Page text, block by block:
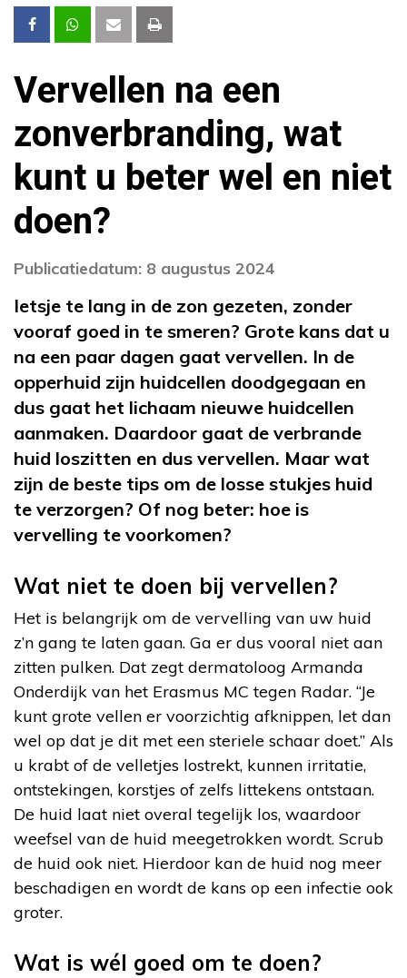
Vervellen na een
zonverbranding, wat
kunt u beter wel en niet
doen?
Publicatiedatum: 8 augustus 2024
Ietsje te lang in de zon gezeten, zonder
vooraf goed in te smeren? Grote kans dat u
na een paar dagen gaat vervellen. In de
opperhuid zijn huidcellen doodgegaan en
dus gaat het lichaam nieuwe huidcellen
aanmaken. Daardoor gaat de verbrande
huid loszitten en dus vervellen. Maar wat
zijn de beste tips om de losse stukjes huid
te verzorgen? Of nog beter: hoe is
vervelling te voorkomen?
Wat niet te doen bij vervellen?
Het is belangrijk om de vervelling van uw huid
z’n gang te laten gaan. Ga er dus vooral niet aan
zitten pulken. Dat zegt dermatoloog Armanda
Onderdijk van het Erasmus MC tegen Radar. “Je
kunt grote vellen er voorzichtig afknippen, let dan
wel op dat je dit met een steriele schaar doet.” Als
u krabt of de velletjes lostrekt, kunnen irritatie,
ontstekingen, korstjes of zelfs littekens ontstaan.
De huid laat niet overal tegelijk los, waardoor
weefsel van de huid meegetrokken wordt. Scrub
de huid ook niet. Hierdoor kan de huid nog meer
beschadigen en wordt de kans op een infectie ook
groter.
Wat is wél goed om te doen?